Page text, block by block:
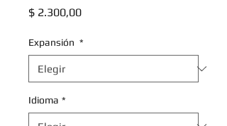
$ 2.300,00Precio
Expansión *
Idioma *